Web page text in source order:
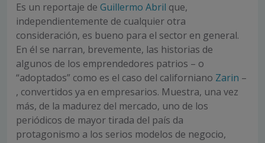
Es un reportaje de Guillermo Abril que,
independientemente de cualquier otra
consideración, es bueno para el sector en general.
En él se narran, brevemente, las historias de
algunos de los emprendedores patrios – o
“adoptados” como es el caso del californiano Zarin –
, convertidos ya en empresarios. Muestra, una vez
más, de la madurez del mercado, uno de los
periódicos de mayor tirada del país da
protagonismo a los serios modelos de negocio,